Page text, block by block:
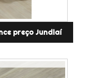
preço Jundiaí